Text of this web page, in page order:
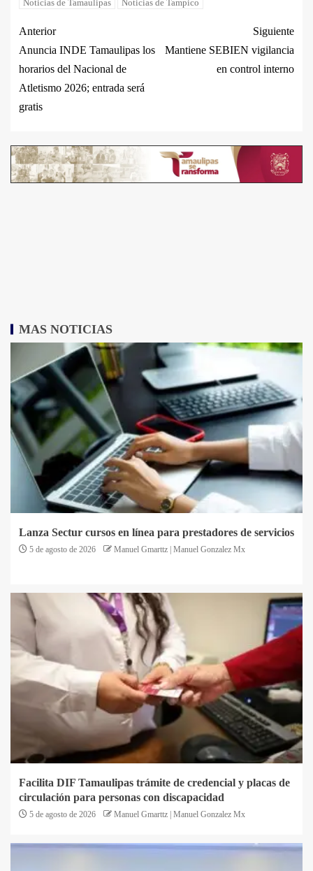
Noticias de Tamaulipas Noticias de Tampico
Anterior
Anuncia INDE Tamaulipas los
horarios del Nacional de
Atletismo 2026; entrada será
gratis
Siguiente
Mantiene SEBIEN vigilancia
en control interno
MAS NOTICIAS
Lanza Sectur cursos en línea para prestadores de servicios
5 de agosto de 2026 Manuel Gmarttz | Manuel Gonzalez Mx
Facilita DIF Tamaulipas trámite de credencial y placas de
circulación para personas con discapacidad
5 de agosto de 2026 Manuel Gmarttz | Manuel Gonzalez Mx